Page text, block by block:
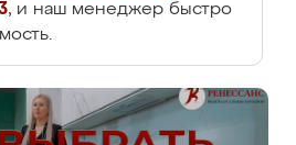
, и наш менеджер быстро